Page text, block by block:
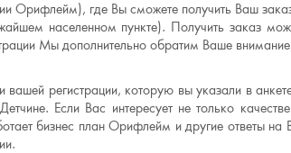
Орифлейм), где Вы сможете получить Ваш
населенном пункте). Получить заказ
Мы дополнительно обратим Ваше
регистрации, которую вы указали в
Если Вас интересует не только
бизнес план Орифлейм и другие ответы на